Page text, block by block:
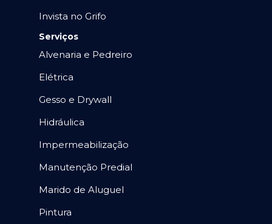
Invista no Grifo
Serviços
Alvenaria e Pedreiro
Elétrica
Gesso e Drywall
Hidráulica
Impermeabilização
Manutenção Predial
Marido de Aluguel
Pintura